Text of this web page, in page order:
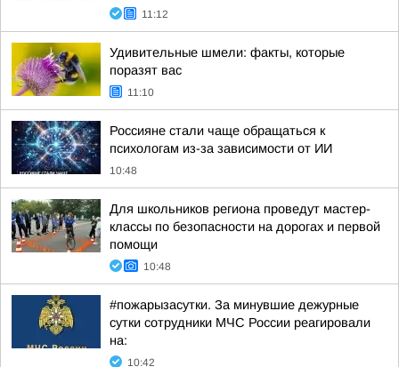
11:12
Удивительные шмели: факты, которые
поразят вас
11:10
Россияне стали чаще обращаться к
психологам из-за зависимости от ИИ
10:48
Для школьников региона проведут мастер-
классы по безопасности на дорогах и первой
помощи
10:48
#пожарызасутки. За минувшие дежурные
сутки сотрудники МЧС России реагировали
на:
10:42